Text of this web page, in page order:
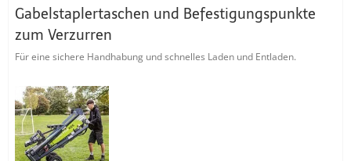
Gabelstaplertaschen und Befestigungspunkte
zum Verzurren
Für eine sichere Handhabung und schnelles Laden und Entladen.